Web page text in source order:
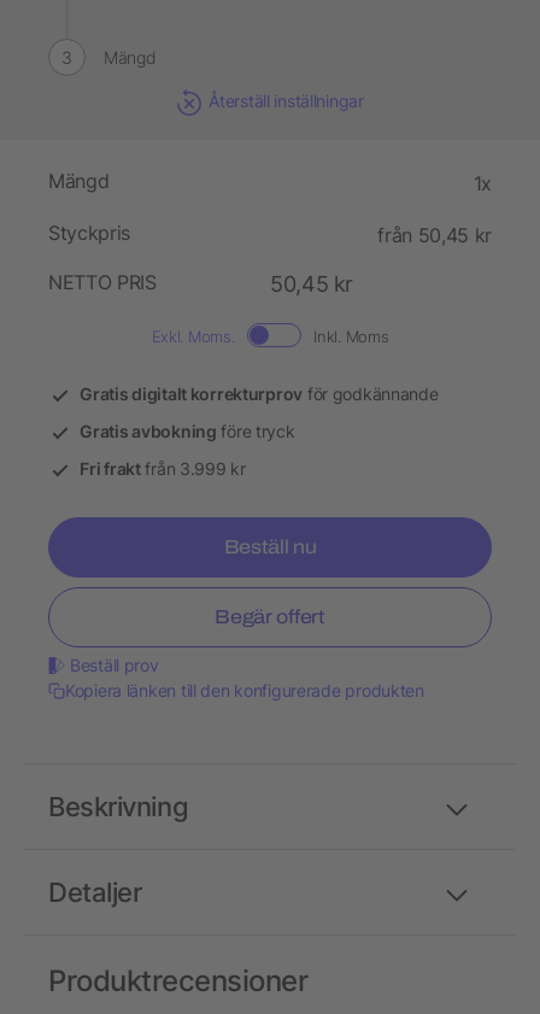
Mängd
Återställ inställningar
Mängd 1x
Styckpris
från 50,45 kr
NETTO PRIS
50,45 kr
Exkl. Moms. Inkl. Moms
Gratis digitalt korrekturprov för godkännande
Gratis avbokning före tryck
Fri fraktfrån 3.999 kr
Beställ nu
Begär offert
Beställ prov
Kopiera länken till den konfigurerade produkten
Detaljer
Beskrivning
Produktrecensioner